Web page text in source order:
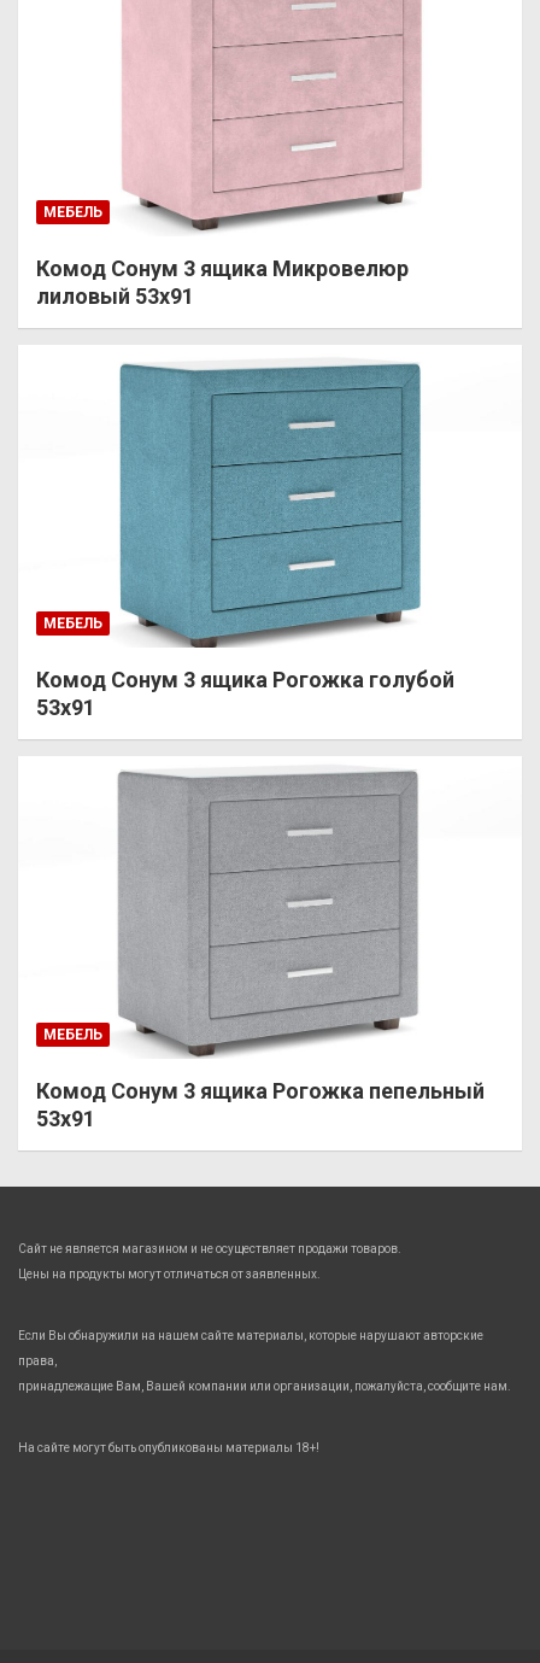
МЕБЕЛЬ
Комод Сонум 3 ящика Микровелюр
лиловый 53х91
МЕБЕЛЬ
Комод Сонум 3 ящика Рогожка голубой
53х91
МЕБЕЛЬ
Комод Сонум 3 ящика Рогожка пепельный
53х91
Сайт не является магазином и не осуществляет продажи товаров.
Цены на продукты могут отличаться от заявленных.
Если Вы обнаружили на нашем сайте материалы, которые нарушают авторские
права,
принадлежащие Вам, Вашей компании или организации, пожалуйста, сообщите нам.
На сайте могут быть опубликованы материалы 18+!